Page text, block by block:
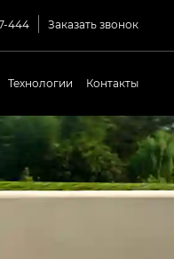
444 Заказать звонок
Технологии Контакты